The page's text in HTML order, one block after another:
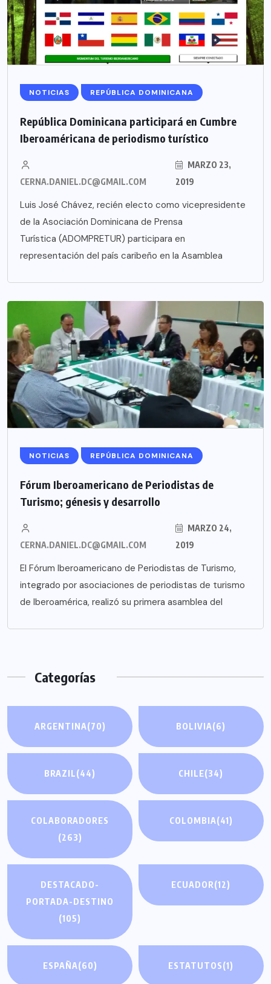
NOTICIAS REPÚBLICA DOMINICANA
República Dominicana participará en Cumbre
Iberoaméricana de periodismo turístico
CERNA.DANIEL.DC@GMAIL.COM
MARZO 23,
2019
Luis José Chávez, recién electo como vicepresidente
de la Asociación Dominicana de Prensa
Turística (ADOMPRETUR) participara en
representación del país caribeño en la Asamblea
NOTICIAS REPÚBLICA DOMINICANA
Fórum Iberoamericano de Periodistas de
Turismo; génesis y desarrollo
CERNA.DANIEL.DC@GMAIL.COM
MARZO 24,
2019
El Fórum Iberoamericano de Periodistas de Turismo,
integrado por asociaciones de periodistas de turismo
de Iberoamérica, realizó su primera asamblea del
Categorías
ARGENTINA(70) BOLIVIA(6)
BRAZIL(44) CHILE(34)
COLABORADORES
(263)
COLOMBIA(41)
DESTACADO-
PORTADA-DESTINO
(105)
ECUADOR(12)
ESPAÑA(60) ESTATUTOS(1)